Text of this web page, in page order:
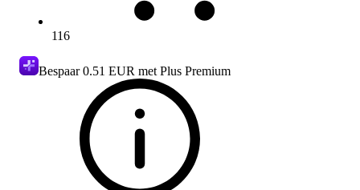
116
Bespaar0.51 EUR met Plus Premium